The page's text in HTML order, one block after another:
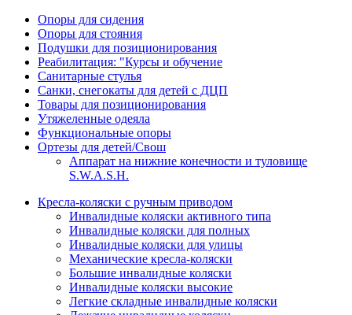
Опоры для сидения
Опоры для стояния
Подушки для позиционирования
Реабилитация: "Курсы и обучение
Санитарные стулья
Санки, снегокаты для детей с ДЦП
Товары для позиционирования
Утяжеленные одеяла
Функциональные опоры
Ортезы для детей/Свош
Аппарат на нижние конечности и туловище
S.W.A.S.H.
Кресла-коляски с ручным приводом
Инвалидные коляски активного типа
Инвалидные коляски для полных
Инвалидные коляски для улицы
Механические кресла-коляски
Большие инвалидные коляски
Инвалидные коляски высокие
Легкие складные инвалидные коляски